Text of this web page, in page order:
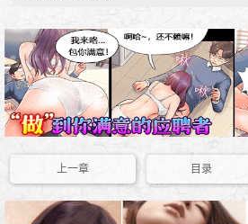
上一章 目录